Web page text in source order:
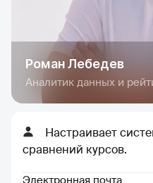
Роман Лебедев
Аналитик данных и
Настраивает
сравнений курсов.
Электронная почта